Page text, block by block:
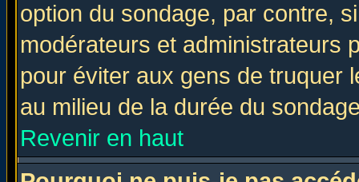
option du sondage, par contre,
modérateurs et administrateurs
pour éviter aux gens de truquer
au milieu de la durée du
Revenir en haut